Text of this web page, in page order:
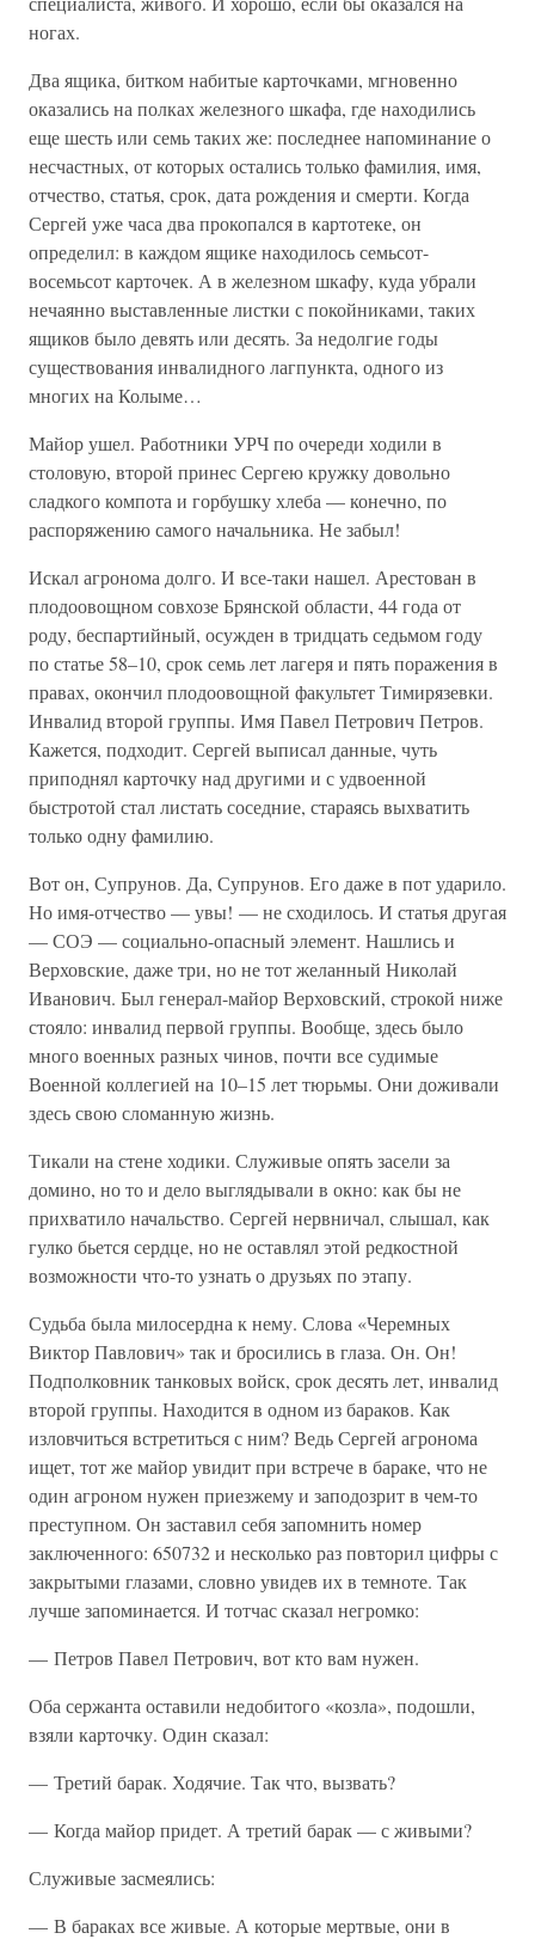
ногах.
Два ящика, битком набитые карточками, мгновенно
оказались на полках железного шкафа, где находились
еще шесть или семь таких же: последнее напоминание о
несчастных, от которых остались только фамилия, имя,
отчество, статья, срок, дата рождения и смерти. Когда
Сергей уже часа два прокопался в картотеке, он
определил: в каждом ящике находилось семьсот-
восемьсот карточек. А в железном шкафу, куда убрали
нечаянно выставленные листки с покойниками, таких
ящиков было девять или десять. За недолгие годы
существования инвалидного лагпункта, одного из
многих на Колыме…
Майор ушел. Работники УРЧ по очереди ходили в
столовую, второй принес Сергею кружку довольно
сладкого компота и горбушку хлеба — конечно, по
распоряжению самого начальника. Не забыл!
Искал агронома долго. И все-таки нашел. Арестован в
плодоовощном совхозе Брянской области, 44 года от
роду, беспартийный, осужден в тридцать седьмом году
по статье 58–10, срок семь лет лагеря и пять поражения в
правах, окончил плодоовощной факультет Тимирязевки.
Инвалид второй группы. Имя Павел Петрович Петров.
Кажется, подходит. Сергей выписал данные, чуть
приподнял карточку над другими и с удвоенной
быстротой стал листать соседние, стараясь выхватить
только одну фамилию.
Вот он, Супрунов. Да, Супрунов. Его даже в пот ударило.
Но имя-отчество — увы! — не сходилось. И статья другая
— СОЭ — социально-опасный элемент. Нашлись и
Верховские, даже три, но не тот желанный Николай
Иванович. Был генерал-майор Верховский, строкой ниже
стояло: инвалид первой группы. Вообще, здесь было
много военных разных чинов, почти все судимые
Военной коллегией на 10–15 лет тюрьмы. Они доживали
здесь свою сломанную жизнь.
Тикали на стене ходики. Служивые опять засели за
домино, но то и дело выглядывали в окно: как бы не
прихватило начальство. Сергей нервничал, слышал, как
гулко бьется сердце, но не оставлял этой редкостной
возможности что-то узнать о друзьях по этапу.
Судьба была милосердна к нему. Слова «Черемных
Виктор Павлович» так и бросились в глаза. Он. Он!
Подполковник танковых войск, срок десять лет, инвалид
второй группы. Находится в одном из бараков. Как
изловчиться встретиться с ним? Ведь Сергей агронома
ищет, тот же майор увидит при встрече в бараке, что не
один агроном нужен приезжему и заподозрит в чем-то
преступном. Он заставил себя запомнить номер
заключенного: 650732 и несколько раз повторил цифры с
закрытыми глазами, словно увидев их в темноте. Так
лучше запоминается. И тотчас сказал негромко:
— Петров Павел Петрович, вот кто вам нужен.
Оба сержанта оставили недобитого «козла», подошли,
взяли карточку. Один сказал:
— Третий барак. Ходячие. Так что, вызвать?
— Когда майор придет. А третий барак — с живыми?
Служивые засмеялись:
— В бараках все живые. А которые мертвые, они в